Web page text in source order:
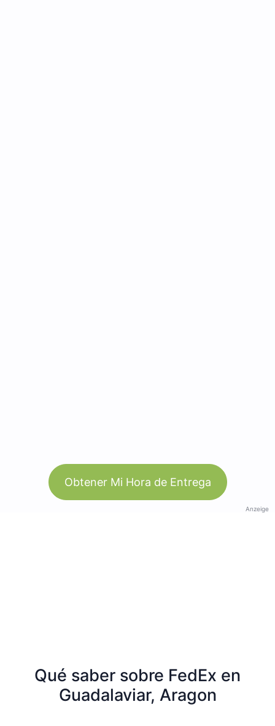
Obtener Mi Hora de Entrega
Anzeige
Qué saber sobre FedEx en
Guadalaviar, Aragon